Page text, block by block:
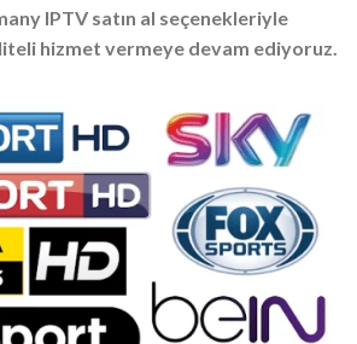
IPTV satın al seçenekleriyle
hizmet vermeye devam ediyoruz.